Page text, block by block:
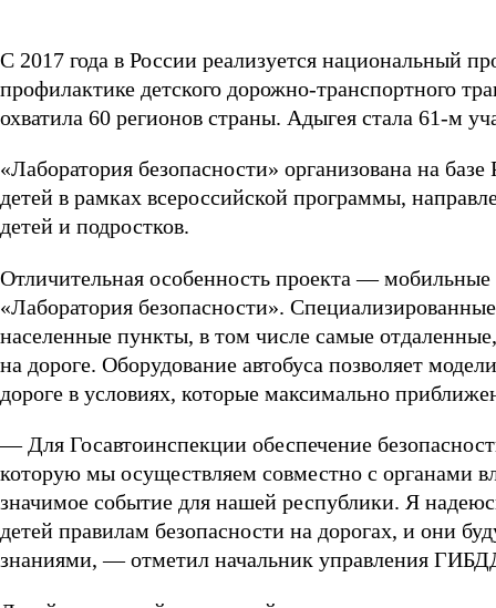
С 2017 года в России реализуется национальный
профилактике детского дорожно-транспортного
охватила 60 регионов страны. Адыгея стала 61-м
«Лаборатория безопасности» организована на
детей в рамках всероссийской программы,
детей и подростков.
Отличительная особенность проекта —
«Лаборатория безопасности».
населенные пункты, в том числе самые
на дороге. Оборудование автобуса позволяет
дороге в условиях, которые максимально
— Для Госавтоинспекции обеспечение
которую мы осуществляем совместно с органами
значимое событие для нашей республики. Я
детей правилам безопасности на дорогах, и они
знаниями, — отметил начальник управления